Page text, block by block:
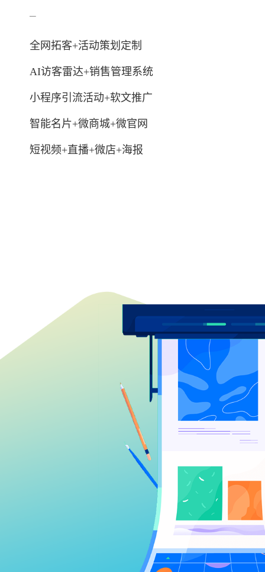
—
全网拓客+活动策划定制
AI访客雷达+销售管理系统
小程序引流活动+软文推广
智能名片+微商城+微官网
短视频+直播+微店+海报